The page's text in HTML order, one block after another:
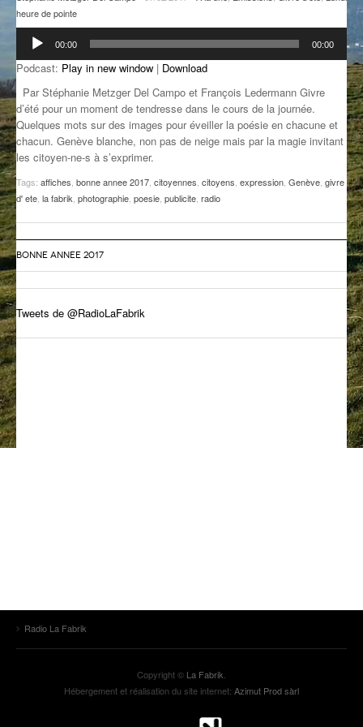
GROOVE N SUN
IL ÉTAIT UNE FOIS
LA MINUTE LITTÉRAIRE
LA SOUTERRAINE
NOS ANCIENS
THEME FORCE
PLUS DE MIX
heure de pointe
Lecteur
audio
00:00 00:00
Podcast: Play in new window | Download
Par Stéphanie Metzger Del Campo et François Ledermann Givre
d’été pour un moment de tendresse dans le cours de la journée.
Quelques mots sur des images pour éveiller la poésie en chacune et
chacun. Genève blanche, non pas de neige mais par la magie invitant
les citoyen-ne-s à s’exprimer.
Tags: affiches bonne annee 2017 citoyennes citoyens expression Genève givre
d' ete la fabrik photographie poesie publicite radio
BONNE ANNEE 2017
Tweets de @RadioLaFabrik
Radio La Fabrik
Copyright © La Fabrik
Hébergement et réalisation du site internet: Azimut Prod sàrl